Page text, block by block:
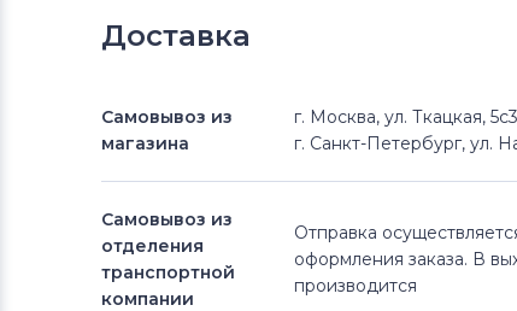
Доставка
Самовывоз из
магазина
г. Москва, ул. Ткацкая,
г. Санкт-Петербург, ул.
Самовывоз из
отделения
транспортной
компании
Отправка
оформления заказа. В
производится